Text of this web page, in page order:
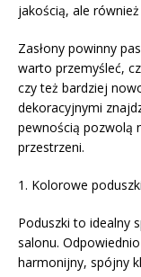
jakością, ale
Zasłony powinny
warto przemyśleć,
czy też bardziej
dekoracyjnymi
pewnością pozwolą
przestrzeni.
1. Kolorowe
Poduszki to idealny
salonu.
harmonijny, spójny